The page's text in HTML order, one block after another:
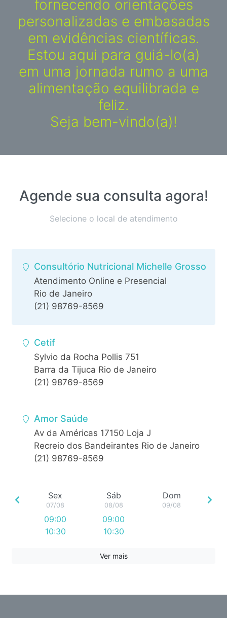
fornecendo orientações
personalizadas e embasadas
em evidências científicas.
Estou aqui para guiá-lo(a)
em uma jornada rumo a uma
alimentação equilibrada e
feliz.
Seja bem-vindo(a)!
Agende sua consulta agora!
Selecione o local de atendimento
Consultório Nutricional Michelle Grosso
Atendimento Online e Presencial
Rio de Janeiro
(21) 98769-8569
Cetif
Sylvio da Rocha Pollis 751
Barra da Tijuca Rio de Janeiro
(21) 98769-8569
Amor Saúde
Av da Américas 17150 Loja J
Recreio dos Bandeirantes Rio de Janeiro
(21) 98769-8569
Sex
07/08
09:00
10:30
18:00
Sáb
08/08
09:00
10:30
Dom
09/08
Ver mais